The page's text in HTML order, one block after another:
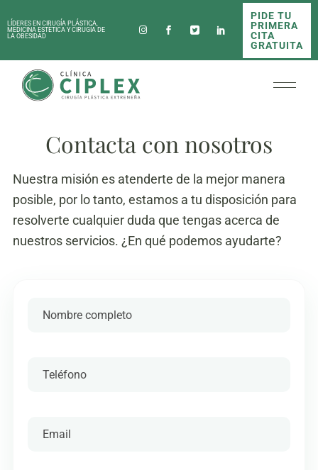
LÍDERES EN CIRUGÍA PLÁSTICA,
MEDICINA ESTÉTICA Y CIRUGÍA DE
LA OBESIDAD
PIDE TU
PRIMERA
CITA
GRATUITA
Contacta con nosotros
Nuestra misión es atenderte de la mejor manera
posible, por lo tanto, estamos a tu disposición para
resolverte cualquier duda que tengas acerca de
nuestros servicios. ¿En qué podemos ayudarte?